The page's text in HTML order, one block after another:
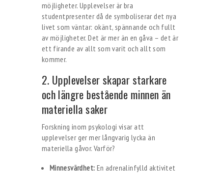
möjligheter. Upplevelser är bra
studentpresenter då de symboliserar det nya
livet som väntar: okänt, spännande och fullt
av möjligheter. Det är mer än en gåva – det är
ett firande av allt som varit och allt som
kommer.
2. Upplevelser skapar starkare
och längre bestående minnen än
materiella saker
Forskning inom psykologi visar att
upplevelser ger mer långvarig lycka än
materiella gåvor. Varför?
Minnesvärdhet: En adrenalinfylld aktivitet